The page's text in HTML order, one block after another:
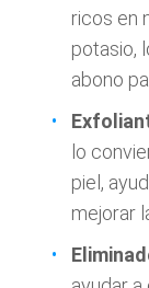
ricos en
potasio,
abono
lo
piel,
mejorar